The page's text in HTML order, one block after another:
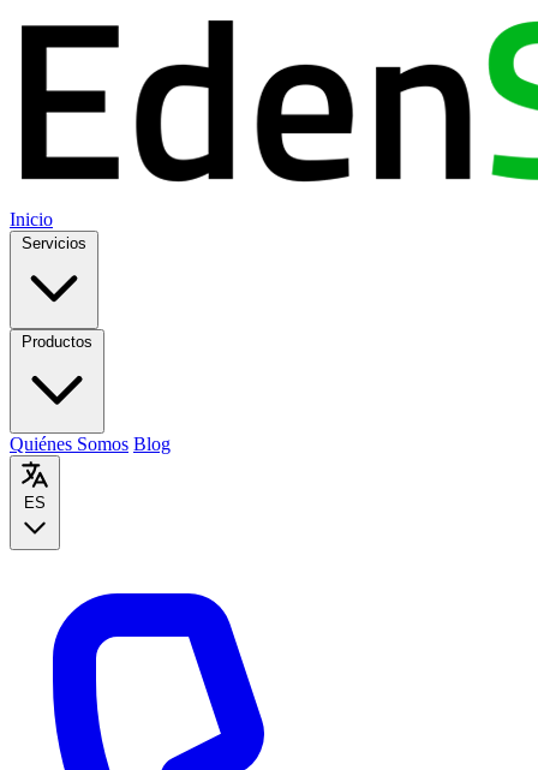
Inicio
Servicios
Productos
Quiénes Somos Blog
ES